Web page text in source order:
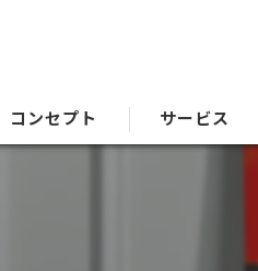
コンセプト サービス